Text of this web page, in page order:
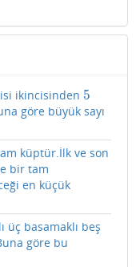
ikincisinden 5
5
göre büyük sayı
küptür.İlk ve son
bir tam
en küçük
üç basamaklı beş
göre bu